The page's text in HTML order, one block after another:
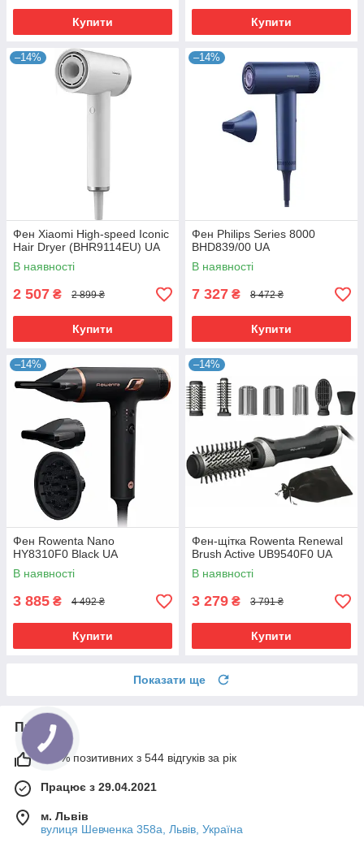
Купити Купити
–14%
Фен Xiaomi High-speed Iconic
Hair Dryer (BHR9114EU) UA
В наявності
2 507 ₴ 2 899 ₴
Купити
–14%
Фен Philips Series 8000
BHD839/00 UA
В наявності
7 327 ₴ 8 472 ₴
Купити
–14%
Фен Rowenta Nano
HY8310F0 Black UA
В наявності
3 885 ₴ 4 492 ₴
Купити
–14%
Фен-щітка Rowenta Renewal
Brush Active UB9540F0 UA
В наявності
3 279 ₴ 3 791 ₴
Купити
Показати ще
Про нас
100% позитивних з 544 відгуків за рік
Працює з 29.04.2021
м. Львів
вулиця Шевченка 358а, Львів, Україна